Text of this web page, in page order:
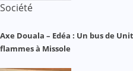
Société
Axe Douala – Edéa : Un bus de
flammes à Missole